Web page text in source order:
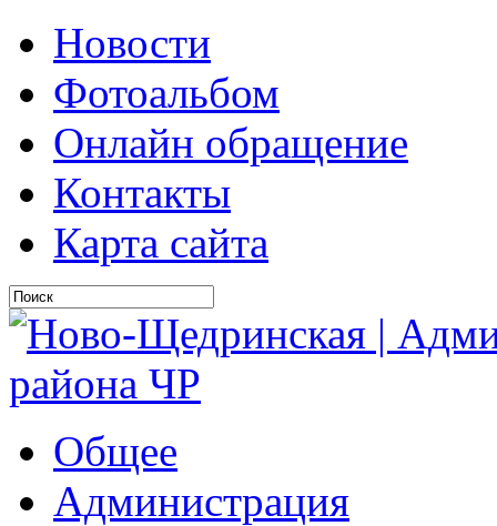
Новости
Фотоальбом
Онлайн обращение
Контакты
Карта сайта
Общее
Администрация